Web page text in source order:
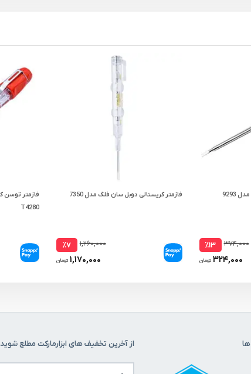
۳۷۴,۰۰۰ ٪۱۳
۳۲۴,۰۰۰ تومان
فازمتر کریستالی دوبل سان فلگ مدل 7350
۱,۲۶۰,۰۰۰ ٪۷
۱,۱۷۰,۰۰۰ تومان
T4280
از آخرین تخفیف های ابزارمارکت مطلع شوید